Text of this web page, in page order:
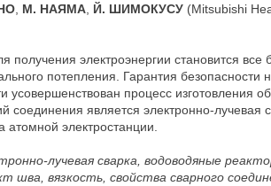
М. НАЯМА Й. ШИМОКУСУ (Mitsubishi
получения электроэнергии становится
потепления. Гарантия
усовершенствован процесс изготовления
соединения является электронно-
атомной электростанции.
лучевая сварка, водоводяные
шва, вязкость, свойства сварного